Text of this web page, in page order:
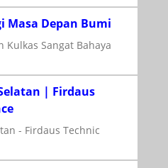
Masa Depan Bumi
Kulkas Sangat Bahaya
| Firdaus
- Firdaus Technic